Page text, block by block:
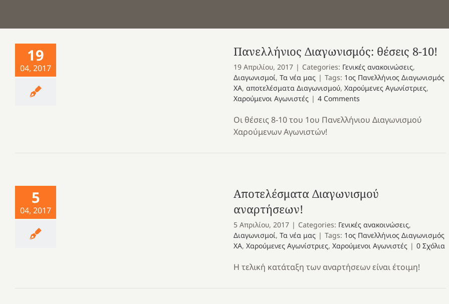
19
04, 2017
Πανελλήνιος Διαγωνισμός: θέσεις 8-10!
19 Απριλίου, 2017 | Categories: Γενικές ανακοινώσεις,
Διαγωνισμοί, Τα νέα μας | Tags: 1ος Πανελλήνιος Διαγωνισμός
ΧΑ, αποτελέσματα Διαγωνισμού, Χαρούμενες Αγωνίστριες,
Χαρούμενοι Αγωνιστές | 4 Comments
Οι θέσεις 8-10 του 1ου Πανελλήνιου Διαγωνισμού
Χαρούμενων Αγωνιστών!
5
04, 2017
Αποτελέσματα Διαγωνισμού
αναρτήσεων!
5 Απριλίου, 2017 | Categories: Γενικές ανακοινώσεις,
Διαγωνισμοί, Τα νέα μας | Tags: 1ος Πανελλήνιος Διαγωνισμός
ΧΑ, Χαρούμενες Αγωνίστριες, Χαρούμενοι Αγωνιστές | 0 Σχόλια
Η τελική κατάταξη των αναρτήσεων είναι έτοιμη!